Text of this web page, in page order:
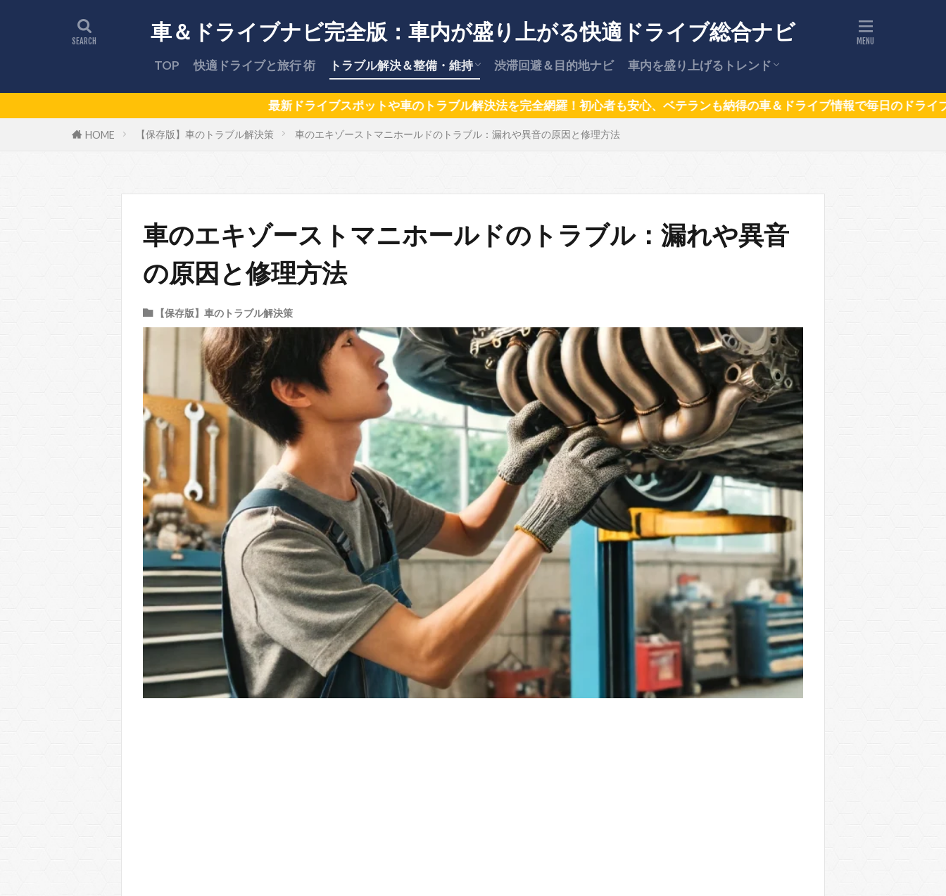
車＆ドライブナビ完全版：車内が盛り上がる快適ドライブ総合ナビ
TOP 快適ドライブと旅行 術 トラブル解決＆整備・維持
【保存版】車のトラブル解決策
安全な運転術
車の維持費・節約ガイド
カー用品情報
【保存版】愛車を高く売却する方法
と交渉術
渋滞回避＆目的地ナビ 車内を盛り上げるトレンド
ドライブの話題（トレンドニュー
話題の車
最新ドライブスポットや車のトラブル解決法を完全網羅！初心者も安心、ベテランも納得の車＆ドライブ情報で毎日のドライブをもっと楽しく、も
HOME 【保存版】車のトラブル解決策 車のエキゾーストマニホールドのトラブル：漏れや異音の原因と修理方法
車のエキゾーストマニホールドのトラブル：漏れや異音
の原因と修理方法
【保存版】車のトラブル解決策